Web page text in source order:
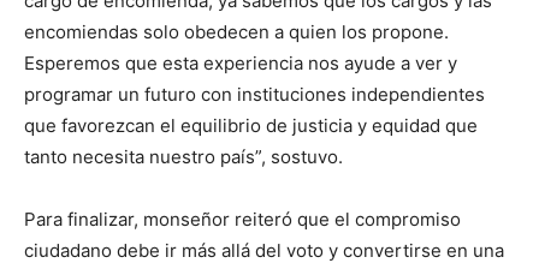
encomiendas solo obedecen a quien los propone.
Esperemos que esta experiencia nos ayude a ver y
programar un futuro con instituciones independientes
que favorezcan el equilibrio de justicia y equidad que
tanto necesita nuestro país”, sostuvo.
Para finalizar, monseñor reiteró que el compromiso
ciudadano debe ir más allá del voto y convertirse en una